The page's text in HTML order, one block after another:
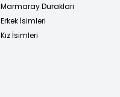
Marmaray Durakları
Erkek İsimleri
Kız İsimleri